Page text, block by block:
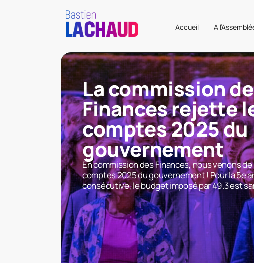
Accueil A
La commission
Finances rejette
comptes 2025 du
gouvernement
En commission des Finances, nous venons
comptes 2025 du gouvernement ! Pour la 5e
consécutive, le budget imposé par 49.3 est